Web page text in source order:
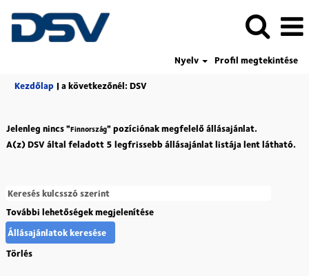
Nyelv
Profil megtekintése
Kezdőlap | a következőnél: DSV(aktuális
Jelenleg nincs "Finnország" pozíciónak megfelelő állásajánlat.
A(z) DSV által feladott 5 legfrissebb állásajánlat listája lent látható.
További lehetőségek megjelenítése
Törlés